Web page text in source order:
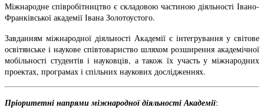
Міжнародне співробітництво є складовою частиною діяльності Івано-
Франківської академії Івана Золотоустого.
Завданням міжнародної діяльності Академії є інтегрування у світове
освітянське і наукове співтовариство шляхом розширення академічної
мобільності студентів і науковців, а також їх участь у міжнародних
проектах, програмах і спільних наукових дослідженнях.
Пріоритетні напрями міжнародної діяльності Академії: